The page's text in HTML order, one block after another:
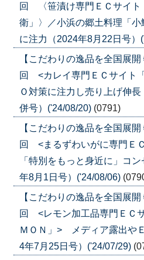
回 〈笹漬け専門ＥＣサイ
衛」〉／小浜の郷土料理「
に注力（2024年8月22日号）
【こだわりの逸品を全国展
回 <カレイ専門ＥＣサイト
Ｏ対策に注力し売り上げ伸
併号）('24/08/20) (0791)
【こだわりの逸品を全国展
回 <まるずわいがに専門Ｅ
「特別をもっと身近に」コ
年8月1日号）('24/08/06)
【こだわりの逸品を全国展
回 <レモン加工品専門ＥＣ
ＭＯＮ」> メディア露出や
4年7月25日号）('24/07/29)